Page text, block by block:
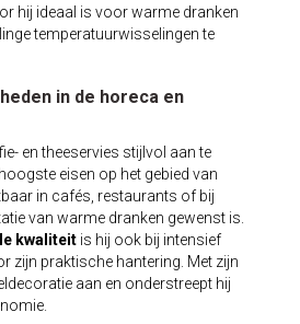
hij ideaal is voor warme dranken
temperatuurwisselingen te
in de horeca en
en theeservies stijlvol aan te
eisen op het gebied van
in cafés, restaurants of bij
van warme dranken gewenst is.
kwaliteit is hij ook bij intensief
zijn praktische hantering. Met zijn
aan en onderstreept hij